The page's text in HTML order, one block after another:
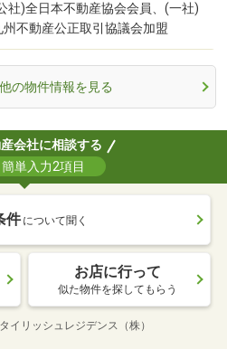
社)全日本不動産協会会員、(一社)
州不動産公正取引協議会加盟
の物件情報を見る
会社に相談する
単入力2項目
件 について聞く
お店に行って
似た物件を探してもらう
イリッシュレジデンス（株）